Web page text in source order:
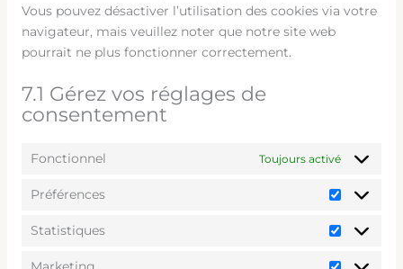
Vous pouvez désactiver l’utilisation des cookies via votre
navigateur, mais veuillez noter que notre site web
pourrait ne plus fonctionner correctement.
7.1 Gérez vos réglages de
consentement
Fonctionnel Toujours activé
Préférences
Statistiques